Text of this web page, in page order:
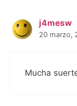
j4mesw
20 marzo,
Mucha